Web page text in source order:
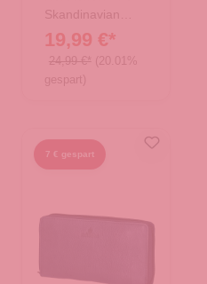
Skandinavian
Brand
19,99 €*
24,99 €* (20.01%
gespart)
7 € gespart